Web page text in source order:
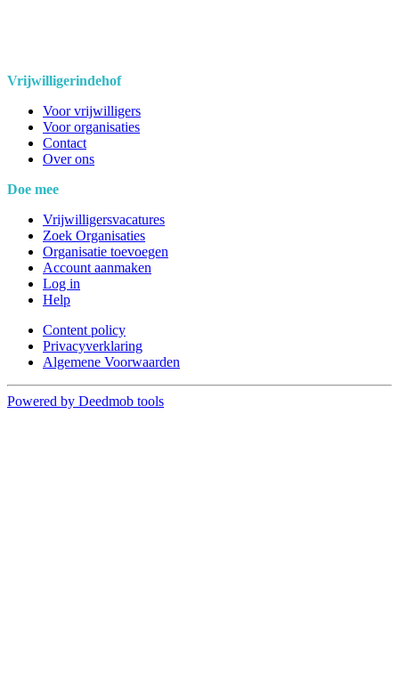
Vrijwilligerindehof
Voor vrijwilligers
Voor organisaties
Contact
Over ons
Doe mee
Vrijwilligersvacatures
Zoek Organisaties
Organisatie toevoegen
Account aanmaken
Log in
Help
Content policy
Privacyverklaring
Algemene Voorwaarden
Powered by Deedmob tools